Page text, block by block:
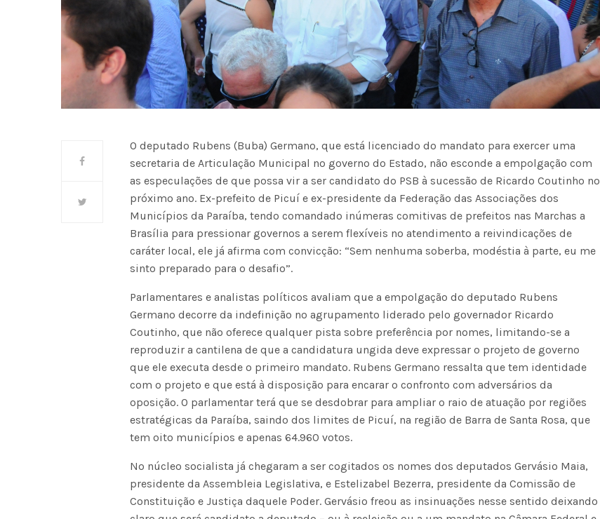
O deputado Rubens (Buba) Germano, que está licenciado do mandato para exercer uma
secretaria de Articulação Municipal no governo do Estado, não esconde a empolgação com
as especulações de que possa vir a ser candidato do PSB à sucessão de Ricardo Coutinho no
próximo ano. Ex-prefeito de Picuí e ex-presidente da Federação das Associações dos
Municípios da Paraíba, tendo comandado inúmeras comitivas de prefeitos nas Marchas a
Brasília para pressionar governos a serem flexíveis no atendimento a reivindicações de
caráter local, ele já afirma com convicção: “Sem nenhuma soberba, modéstia à parte, eu me
sinto preparado para o desafio”.
Parlamentares e analistas políticos avaliam que a empolgação do deputado Rubens
Germano decorre da indefinição no agrupamento liderado pelo governador Ricardo
Coutinho, que não oferece qualquer pista sobre preferência por nomes, limitando-se a
reproduzir a cantilena de que a candidatura ungida deve expressar o projeto de governo
que ele executa desde o primeiro mandato. Rubens Germano ressalta que tem identidade
com o projeto e que está à disposição para encarar o confronto com adversários da
oposição. O parlamentar terá que se desdobrar para ampliar o raio de atuação por regiões
estratégicas da Paraíba, saindo dos limites de Picuí, na região de Barra de Santa Rosa, que
tem oito municípios e apenas 64.960 votos.
No núcleo socialista já chegaram a ser cogitados os nomes dos deputados Gervásio Maia,
presidente da Assembleia Legislativa, e Estelizabel Bezerra, presidente da Comissão de
Constituição e Justiça daquele Poder. Gervásio freou as insinuações nesse sentido deixando